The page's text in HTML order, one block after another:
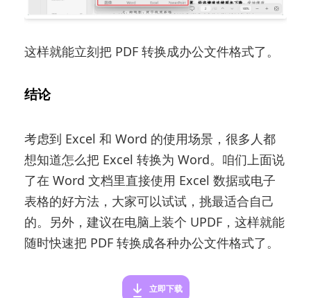
这样就能立刻把 PDF 转换成办公文件格式了。
结论
考虑到 Excel 和 Word 的使用场景，很多人都
想知道怎么把 Excel 转换为 Word。咱们上面说
了在 Word 文档里直接使用 Excel 数据或电子
表格的好方法，大家可以试试，挑最适合自己
的。另外，建议在电脑上装个 UPDF，这样就能
随时快速把 PDF 转换成各种办公文件格式了。
立即下载